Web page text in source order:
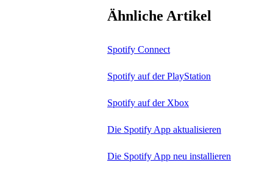
Ähnliche Artikel
Spotify Connect
Spotify auf der PlayStation
Spotify auf der Xbox
Die Spotify App aktualisieren
Die Spotify App neu installieren